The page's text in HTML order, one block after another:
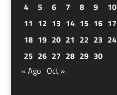
4
5 6 7 8 9
10
11 12 13 14 15 16 17
18 19 20 21 22 23 24
25 26 27 28 29 30
« Ago Oct »